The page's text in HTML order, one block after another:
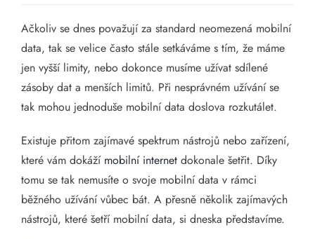
Ačkoliv se dnes považují za standard neomezená mobilní
data, tak se velice často stále setkáváme s tím, že máme
jen vyšší limity, nebo dokonce musíme užívat sdílené
zásoby dat a menších limitů. Při nesprávném užívání se
tak mohou jednoduše mobilní data doslova rozkutálet.
Existuje přitom zajímavé spektrum nástrojů nebo zařízení,
které vám dokáží mobilní internet dokonale šetřit. Díky
tomu se tak nemusíte o svoje mobilní data v rámci
běžného užívání vůbec bát. A přesně několik zajímavých
nástrojů, které šetří mobilní data, si dneska představíme.